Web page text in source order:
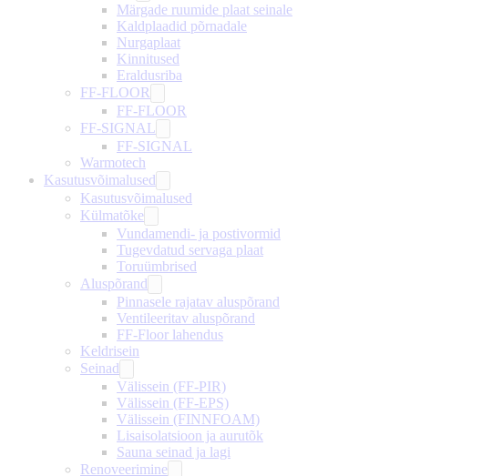
Märgade ruumide plaat seinale
Kaldplaadid põrnadale
Nurgaplaat
Kinnitused
Eraldusriba
FF-FLOOR
FF-FLOOR
FF-SIGNAL
FF-SIGNAL
Warmotech
Kasutusvõimalused
Kasutusvõimalused
Külmatõke
Vundamendi- ja postivormid
Tugevdatud servaga plaat
Toruümbrised
Aluspõrand
Pinnasele rajatav aluspõrand
Ventileeritav aluspõrand
FF-Floor lahendus
Keldrisein
Seinad
Välissein (FF-PIR)
Välissein (FF-EPS)
Välissein (FINNFOAM)
Lisaisolatsioon ja aurutõk
Sauna seinad ja lagi
Renoveerimine